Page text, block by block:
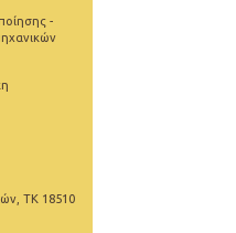
-
ΤΚ 18510